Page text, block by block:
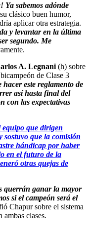
Ya sabemos adónde
clásico buen humor,
aplicar otra estrategia.
y levantar en la última
segundo. Me
A. Legnani (h) sobre
de Clase 3
este reglamento de
así hasta final del
con las expectativas
equipo que dirigen
sostuvo que la comisión
hándicap por haber
en el futuro de la
otras quejas de
querrán ganar la mayor
si el campeón será el
Chapur sobre el sistema
ambas clases.